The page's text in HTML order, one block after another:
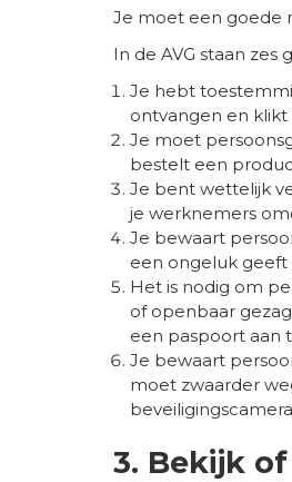
Je moet een goede
In de AVG staan zes
Je hebt
ontvangen en klikt
Je moet
bestelt een
Je bent wettelijk
je werknemers
Je bewaart
een ongeluk geeft
Het is nodig om
of openbaar
een paspoort aan
Je bewaart
moet zwaarder
3. Bekijk